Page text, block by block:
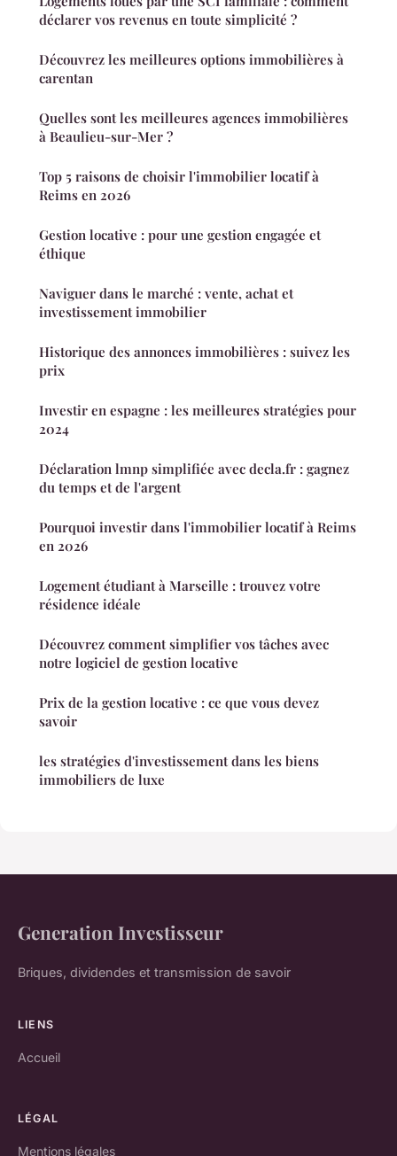
déclarer vos revenus en toute simplicité ?
Découvrez les meilleures options immobilières à
carentan
Quelles sont les meilleures agences immobilières
à Beaulieu-sur-Mer ?
Top 5 raisons de choisir l'immobilier locatif à
Reims en 2026
Gestion locative : pour une gestion engagée et
éthique
Naviguer dans le marché : vente, achat et
investissement immobilier
Historique des annonces immobilières : suivez les
prix
Investir en espagne : les meilleures stratégies pour
2024
Déclaration lmnp simplifiée avec decla.fr : gagnez
du temps et de l'argent
Pourquoi investir dans l'immobilier locatif à Reims
en 2026
Logement étudiant à Marseille : trouvez votre
résidence idéale
Découvrez comment simplifier vos tâches avec
notre logiciel de gestion locative
Prix de la gestion locative : ce que vous devez
savoir
les stratégies d'investissement dans les biens
immobiliers de luxe
Generation Investisseur
Briques, dividendes et transmission de savoir
LIENS
Accueil
LÉGAL
Mentions légales